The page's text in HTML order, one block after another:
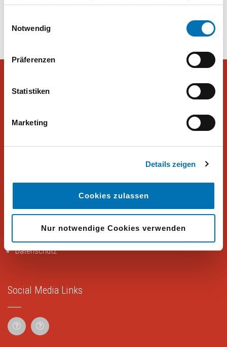
haben oder die sie im Rahmen Ihrer Nutzung der Dienste
Cookies, wenn Sie unsere Webseite weiterhin nutzen.
Notwendig
Präferenzen
Statistiken
Marketing
Details zeigen
Cookies zulassen
Nur notwendige Cookies verwenden
Medikamentenabgabe in
vertraut dem Staat nicht mehr
Peter Hajek Public Opinion Strategies bietet fundierte Markt- und
Meinungsforschung für Politik, Wirtschaft und Non-Profit-
Impressum
Datenschutz
Social Media Links